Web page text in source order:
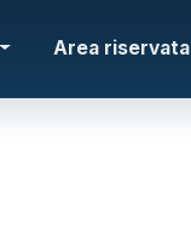
Area riservata